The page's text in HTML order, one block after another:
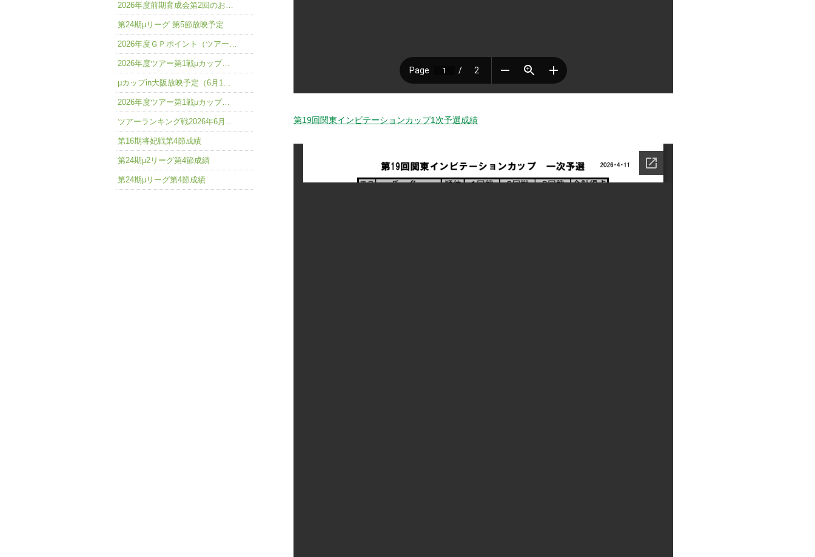
第19回関東インビテーションカップ1次予選成績
2026年度前期育成会第2回のお…
第24期μリーグ 第5節放映予定
2026年度ＧＰポイント（ツアー…
2026年度ツアー第1戦μカップ…
μカップin大阪放映予定（6月1…
2026年度ツアー第1戦μカップ…
ツアーランキング戦2026年6月…
第16期将妃戦第4節成績
第24期μ2リーグ第4節成績
第24期μリーグ第4節成績